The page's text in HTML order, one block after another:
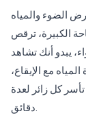
الضوء والمياه
الكبيرة، ترقص
يبدو أنك تشاهد
مع الإيقاع،
كل زائر لعدة
دقائق.